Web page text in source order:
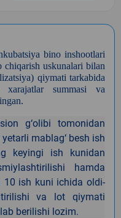
bino inshootlari
uskunalari bilan
qiymati tarkabida
xarajatlar summasi va
g‘olibi tomonidan
mablag‘ besh ish
keyingi ish kunidan
hamda
10 ish kuni ichida oldi-
va lot qiymati
berilishi lozim.